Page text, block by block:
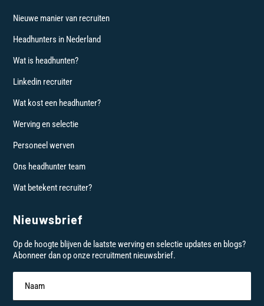
Nieuwe manier van recruiten
Headhunters in Nederland
Wat is headhunten?
Linkedin recruiter
Wat kost een headhunter?
Werving en selectie
Personeel werven
Ons headhunter team
Wat betekent recruiter?
Nieuwsbrief
Op de hoogte blijven de laatste werving en selectie updates en blogs?
Abonneer dan op onze recruitment nieuwsbrief.